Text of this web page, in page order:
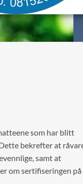
som har blitt
bekrefter at
samt at
om sertifiseringen på